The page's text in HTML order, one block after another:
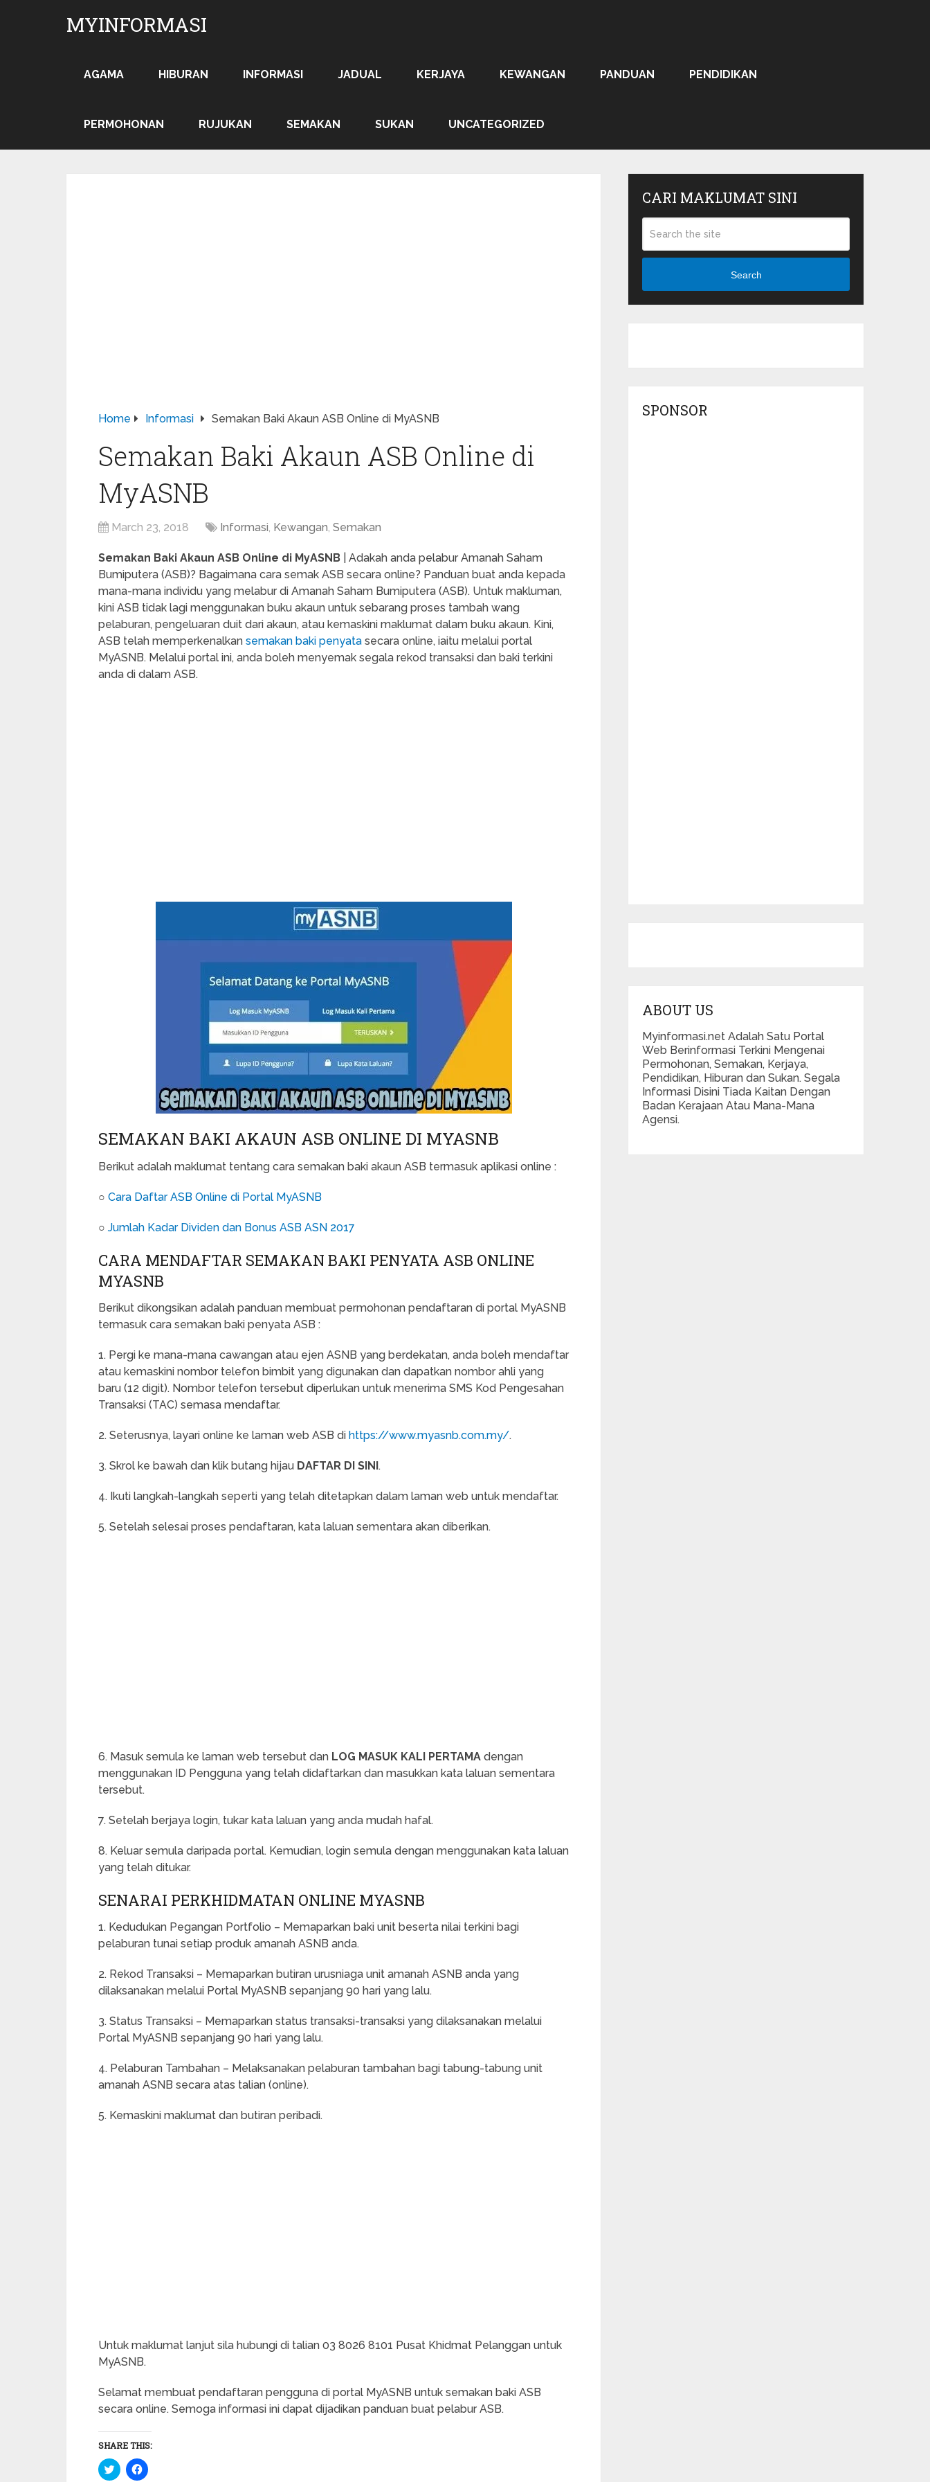
MYINFORMASI
AGAMA HIBURAN INFORMASI JADUAL KERJAYA KEWANGAN PANDUAN PENDIDIKAN
PERMOHONAN RUJUKAN SEMAKAN SUKAN UNCATEGORIZED
Home Informasi Semakan Baki Akaun ASB Online di MyASNB
Semakan Baki Akaun ASB Online di
MyASNB
March 23, 2018 Informasi, Kewangan, Semakan
Semakan Baki Akaun ASB Online di MyASNB | Adakah anda pelabur Amanah Saham
Bumiputera (ASB)? Bagaimana cara semak ASB secara online? Panduan buat anda kepada
mana-mana individu yang melabur di Amanah Saham Bumiputera (ASB). Untuk makluman,
kini ASB tidak lagi menggunakan buku akaun untuk sebarang proses tambah wang
pelaburan, pengeluaran duit dari akaun, atau kemaskini maklumat dalam buku akaun. Kini,
ASB telah memperkenalkan semakan baki penyata secara online, iaitu melalui portal
MyASNB. Melalui portal ini, anda boleh menyemak segala rekod transaksi dan baki terkini
anda di dalam ASB.
SEMAKAN BAKI AKAUN ASB ONLINE DI MYASNB
Berikut adalah maklumat tentang cara semakan baki akaun ASB termasuk aplikasi online :
○ Cara Daftar ASB Online di Portal MyASNB
○ Jumlah Kadar Dividen dan Bonus ASB ASN 2017
CARA MENDAFTAR SEMAKAN BAKI PENYATA ASB ONLINE
MYASNB
Berikut dikongsikan adalah panduan membuat permohonan pendaftaran di portal MyASNB
termasuk cara semakan baki penyata ASB :
1. Pergi ke mana-mana cawangan atau ejen ASNB yang berdekatan, anda boleh mendaftar
atau kemaskini nombor telefon bimbit yang digunakan dan dapatkan nombor ahli yang
baru (12 digit). Nombor telefon tersebut diperlukan untuk menerima SMS Kod Pengesahan
Transaksi (TAC) semasa mendaftar.
2. Seterusnya, layari online ke laman web ASB di https://www.myasnb.com.my/.
3. Skrol ke bawah dan klik butang hijau DAFTAR DI SINI.
4. Ikuti langkah-langkah seperti yang telah ditetapkan dalam laman web untuk mendaftar.
5. Setelah selesai proses pendaftaran, kata laluan sementara akan diberikan.
6. Masuk semula ke laman web tersebut dan LOG MASUK KALI PERTAMA dengan
menggunakan ID Pengguna yang telah didaftarkan dan masukkan kata laluan sementara
tersebut.
7. Setelah berjaya login, tukar kata laluan yang anda mudah hafal.
8. Keluar semula daripada portal. Kemudian, login semula dengan menggunakan kata laluan
yang telah ditukar.
SENARAI PERKHIDMATAN ONLINE MYASNB
1. Kedudukan Pegangan Portfolio – Memaparkan baki unit beserta nilai terkini bagi
pelaburan tunai setiap produk amanah ASNB anda.
2. Rekod Transaksi – Memaparkan butiran urusniaga unit amanah ASNB anda yang
dilaksanakan melalui Portal MyASNB sepanjang 90 hari yang lalu.
3. Status Transaksi – Memaparkan status transaksi-transaksi yang dilaksanakan melalui
Portal MyASNB sepanjang 90 hari yang lalu.
4. Pelaburan Tambahan – Melaksanakan pelaburan tambahan bagi tabung-tabung unit
amanah ASNB secara atas talian (online).
5. Kemaskini maklumat dan butiran peribadi.
Untuk maklumat lanjut sila hubungi di talian 03 8026 8101 Pusat Khidmat Pelanggan untuk
MyASNB.
Selamat membuat pendaftaran pengguna di portal MyASNB untuk semakan baki ASB
secara online. Semoga informasi ini dapat dijadikan panduan buat pelabur ASB.
SHARE THIS:
Click
to
Click
to
CARI MAKLUMAT SINI
Search
SPONSOR
ABOUT US
Myinformasi.net Adalah Satu Portal
Web Berinformasi Terkini Mengenai
Permohonan, Semakan, Kerjaya,
Pendidikan, Hiburan dan Sukan. Segala
Informasi Disini Tiada Kaitan Dengan
Badan Kerajaan Atau Mana-Mana
Agensi.